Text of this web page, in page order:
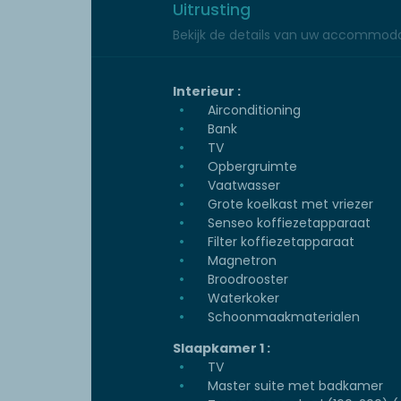
Uitrusting
Bekijk de details van uw
Interieur :
Airconditioning
Bank
TV
Opbergruimte
Vaatwasser
Grote koelkast met vriezer
Senseo koffiezetapparaat
Filter koffiezetapparaat
Magnetron
Broodrooster
Waterkoker
Schoonmaakmaterialen
Slaapkamer 1 :
TV
Master suite met badkamer